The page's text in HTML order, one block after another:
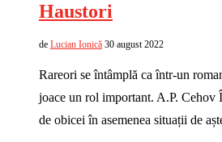
Haustori
de Lucian Ionică 30 august 2022
Rareori se întâmplă ca într-un
joace un rol important. A.P. Cehov
de obicei în asemenea situații de